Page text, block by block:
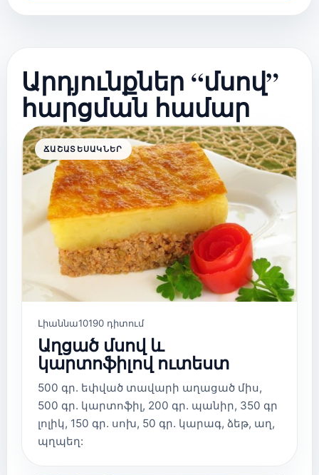
Արդյունքներ “մսով”
հարցման համար
ՃԱՇԱՏԵՍԱԿՆԵՐ
Լիաննա10190 դիտում
Աղցած մսով և
կարտոֆիլով ուտեստ
500 գր. եփված տավարի աղացած միս,
500 գր. կարտոֆիլ, 200 գր. պանիր, 350 գր
լոլիկ, 150 գր. սոխ, 50 գր. կարագ, ձեթ, աղ,
պղպեղ: